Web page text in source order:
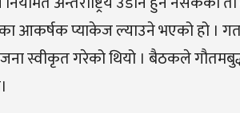
आकर्षक प्याकेज ल्याउने भएको हो । गत
स्वीकृत गरेको थियो । बैठकले